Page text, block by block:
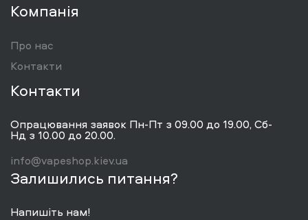
Компанія
Про нас
Контакти
Контакти
Опрацювання заявок Пн-Пт з 09.00 до 19.00, Сб-
Нд з 10.00 до 20.00.
info@vapeshop.kiev.ua
Залишились питання?
Напишіть нам!